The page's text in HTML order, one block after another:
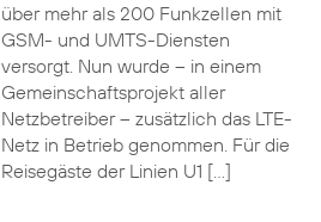
über mehr als 200 Funkzellen mit
GSM- und UMTS-Diensten
versorgt. Nun wurde – in einem
Gemeinschaftsprojekt aller
Netzbetreiber – zusätzlich das LTE-
Netz in Betrieb genommen. Für die
Reisegäste der Linien U1 […]